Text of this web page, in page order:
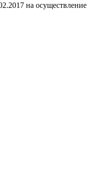
на осуществление